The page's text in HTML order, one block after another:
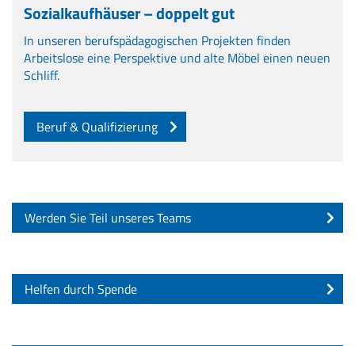
Sozialkaufhäuser – doppelt gut
In unseren berufspädagogischen Projekten finden
Arbeitslose eine Perspektive und alte Möbel einen neuen
Schliff.
Beruf & Qualifizierung
Werden Sie Teil unseres Teams
Helfen durch Spende